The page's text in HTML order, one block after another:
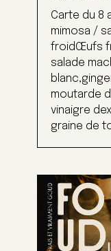
Carte du 8
mimosa /
froidŒufs
salade
moutarde
vinaigre
graine de